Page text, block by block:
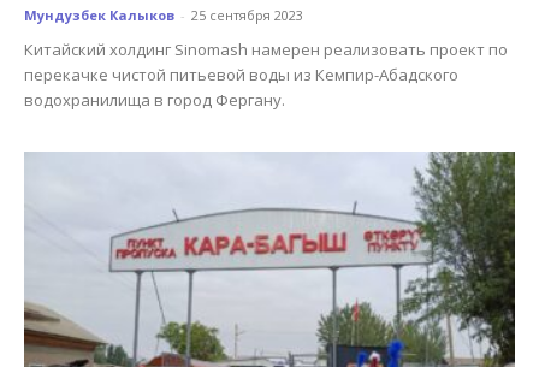
Мундузбек Калыков - 25 сентября 2023
Китайский холдинг Sinomash намерен реализовать проект по
перекачке чистой питьевой воды из Кемпир-Абадского
водохранилища в город Фергану.